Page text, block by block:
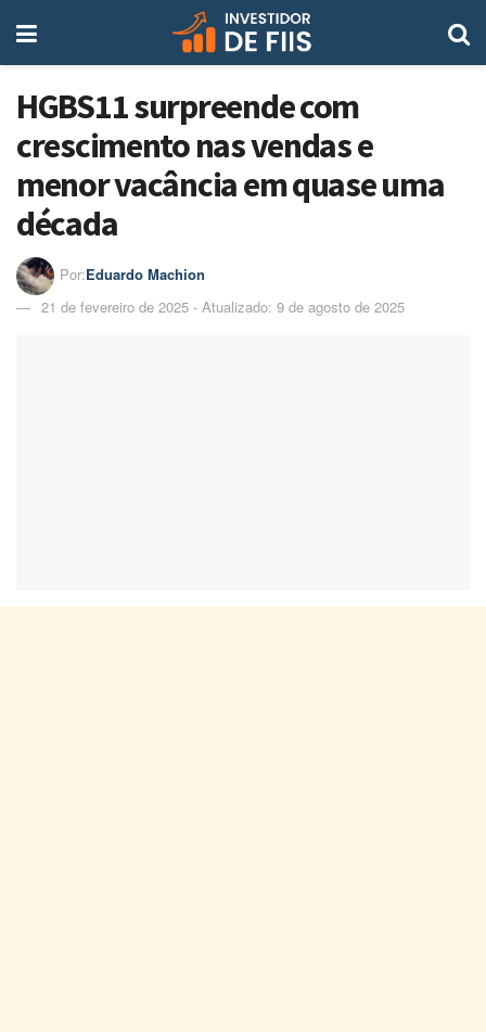
HGBS11 surpreende com
crescimento nas vendas e
menor vacância em quase uma
década
Por:Eduardo Machion
21 de fevereiro de 2025 - Atualizado: 9 de agosto de 2025